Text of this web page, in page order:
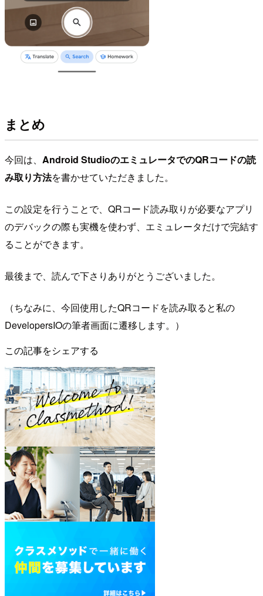
まとめ
今回は、 Android StudioのエミュレータでのQRコードの読
み取り方法を書かせていただきました。
この設定を行うことで、QRコード読み取りが必要なアプリ
のデバックの際も実機を使わず、エミュレータだけで完結す
ることができます。
最後まで、読んで下さりありがとうございました。
（ちなみに、今回使用したQRコードを読み取ると私の
DevelopersIOの筆者画面に遷移します。）
この記事をシェアする